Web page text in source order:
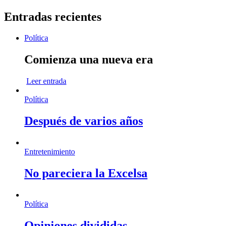
Entradas recientes
Política
Comienza una nueva era
Leer entrada
Política
Después de varios años
Entretenimiento
No pareciera la Excelsa
Política